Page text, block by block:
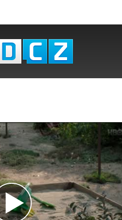
VIDEA
K DISPOZICI